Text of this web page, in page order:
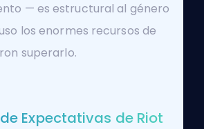
— es estructural al género
los enormes recursos de
superarlo.
Expectativas de Riot